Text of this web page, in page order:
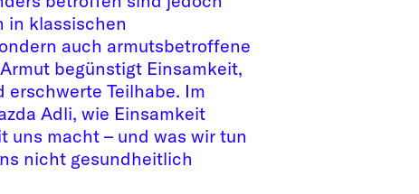
in klassischen
auch armutsbetroffene
begünstigt Einsamkeit,
erschwerte Teilhabe. Im
Adli, wie Einsamkeit
uns macht – und was wir tun
nicht gesundheitlich